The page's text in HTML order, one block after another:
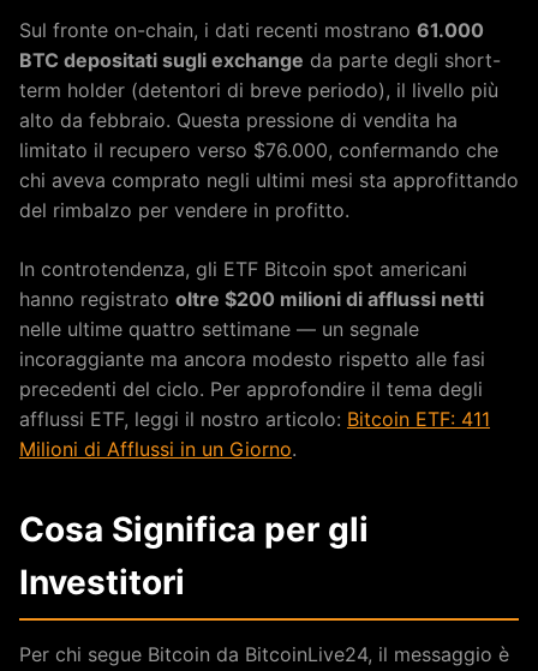
Sul fronte on-chain, i dati recenti mostrano 61.000
BTC depositati sugli exchange da parte degli short-
term holder (detentori di breve periodo), il livello più
alto da febbraio. Questa pressione di vendita ha
limitato il recupero verso $76.000, confermando che
chi aveva comprato negli ultimi mesi sta approfittando
del rimbalzo per vendere in profitto.
In controtendenza, gli ETF Bitcoin spot americani
hanno registrato oltre $200 milioni di afflussi netti
nelle ultime quattro settimane — un segnale
incoraggiante ma ancora modesto rispetto alle fasi
precedenti del ciclo. Per approfondire il tema degli
afflussi ETF, leggi il nostro articolo: Bitcoin ETF: 411
Milioni di Afflussi in un Giorno.
Cosa Significa per gli
Investitori
Per chi segue Bitcoin da BitcoinLive24, il messaggio è